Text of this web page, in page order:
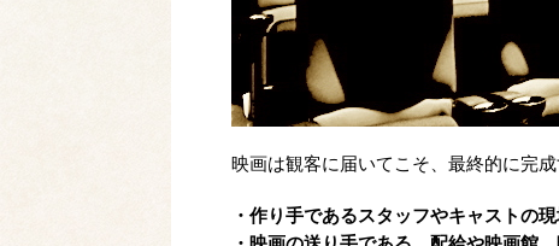
映画は観客に届いてこそ、最終的に完成
・作り手であるスタッフやキャストの現